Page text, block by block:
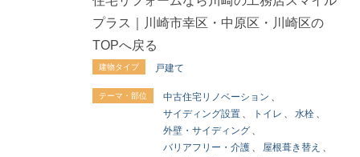
プラス｜川崎市幸区・中原区・川崎区の
TOPへ戻る
建物タイプ 戸建て
テーマ・部位 中古住宅リノベーション 、
サイディング設置 、 トイレ 、 水栓 、
外壁・サイディング 、
バリアフリー・介護 、 屋根葺き替え 、